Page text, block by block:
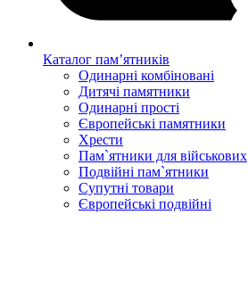
Каталог пам’ятників
Одинарні комбіновані
Дитячі памятники
Одинарні прості
Європейські памятники
Хрести
Пам`ятники для військових
Подвійні пам`ятники
Супутні товари
Європейські подвійні